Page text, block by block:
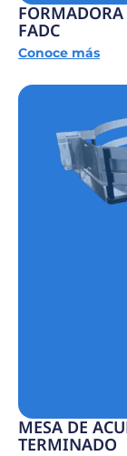
FORMADORA
FADC
Conoce más
MESA DE
TERMINADO